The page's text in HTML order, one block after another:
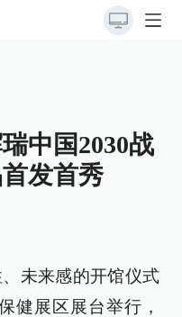
中国2030战
发首秀
未来感的开馆仪式
健展区展台举行，